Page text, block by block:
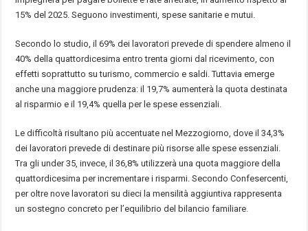
15% del 2025. Seguono investimenti, spese sanitarie e mutui.
Secondo lo studio, il 69% dei lavoratori prevede di spendere almeno il
40% della quattordicesima entro trenta giorni dal ricevimento, con
effetti soprattutto su turismo, commercio e saldi. Tuttavia emerge
anche una maggiore prudenza: il 19,7% aumenterà la quota destinata
al risparmio e il 19,4% quella per le spese essenziali.
Le difficoltà risultano più accentuate nel Mezzogiorno, dove il 34,3%
dei lavoratori prevede di destinare più risorse alle spese essenziali.
Tra gli under 35, invece, il 36,8% utilizzerà una quota maggiore della
quattordicesima per incrementare i risparmi. Secondo Confesercenti,
per oltre nove lavoratori su dieci la mensilità aggiuntiva rappresenta
un sostegno concreto per l’equilibrio del bilancio familiare.